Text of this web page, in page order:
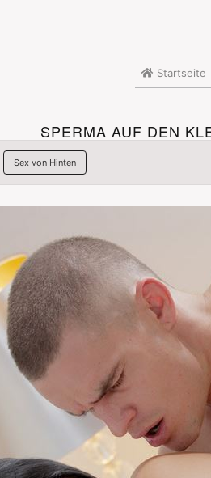
Startseite
SPERMA AUF DEN
Sex von Hinten